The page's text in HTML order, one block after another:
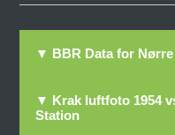
▼ BBR Data for
▼ Krak luftfoto 1954
Station